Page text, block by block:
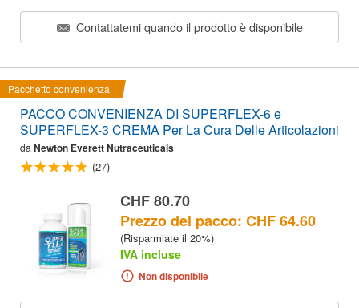
Contattatemi quando il prodotto è disponibile
Pacchetto convenienza
PACCO CONVENIENZA DI SUPERFLEX-6 e
SUPERFLEX-3 CREMA Per La Cura Delle Articolazioni
da Newton Everett Nutraceuticals
(27)
CHF 80.70
Prezzo del pacco: CHF 64.60
(Risparmiate il 20%)
IVA incluse
Non disponibile